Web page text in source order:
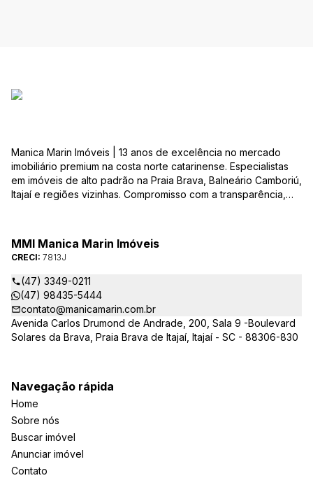
Manica Marin Imóveis | 13 anos de excelência no mercado
imobiliário premium na costa norte catarinense. Especialistas
em imóveis de alto padrão na Praia Brava, Balneário Camboriú,
Itajaí e regiões vizinhas. Compromisso com a transparência,
entende e valoriza seu investimento.
MMI Manica Marin Imóveis
CRECI: 7813J
(47) 3349-0211
(47) 98435-5444
contato@manicamarin.com.br
Avenida Carlos Drumond de Andrade, 200, Sala 9 -Boulevard
Solares da Brava, Praia Brava de Itajaí, Itajaí - SC - 88306-830
Navegação rápida
Home
Sobre nós
Buscar imóvel
Anunciar imóvel
Contato